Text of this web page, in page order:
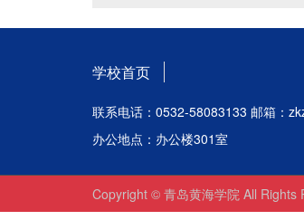
学校首页
联系电话：0532-58083133 邮箱：
办公地点：办公楼301室
Copyright © 青岛黄海学院 All Rights